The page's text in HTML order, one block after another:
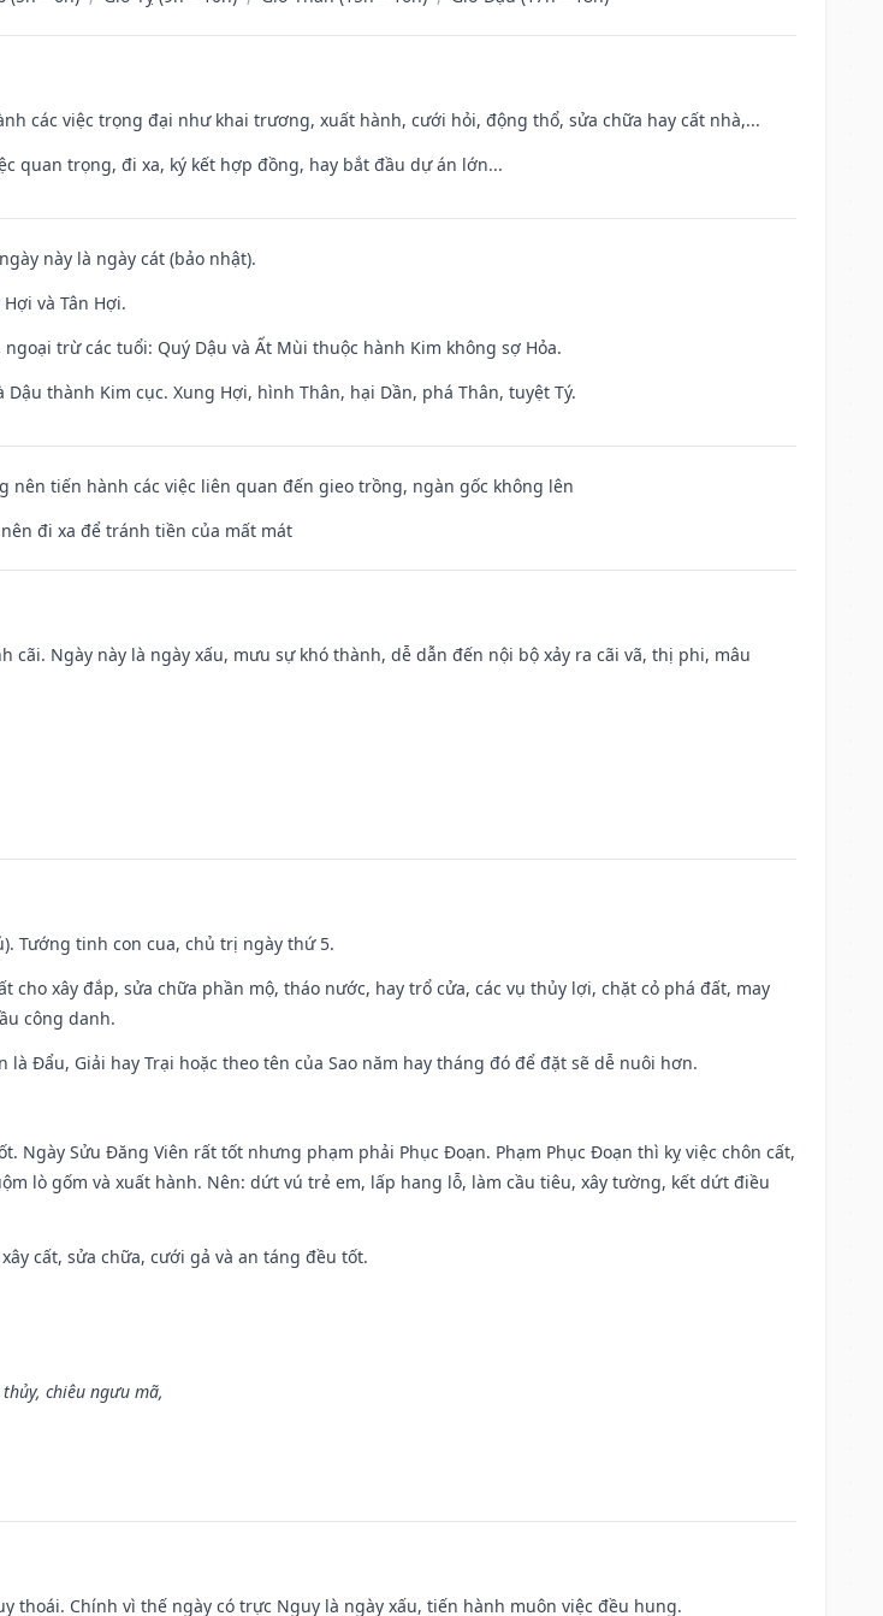
các việc trọng đại như khai trương, xuất hành, cưới hỏi, động thổ, sửa chữa hay cất nhà,...
quan trọng, đi xa, ký kết hợp đồng, hay bắt đầu dự án lớn...
này là ngày cát (bảo nhật).
và Tân Hợi.
trừ các tuổi: Quý Dậu và Ất Mùi thuộc hành Kim không sợ Hỏa.
thành Kim cục. Xung Hợi, hình Thân, hại Dần, phá Thân, tuyệt Tý.
nên tiến hành các việc liên quan đến gieo trồng, ngàn gốc không lên
đi xa để tránh tiền của mất mát
Ngày này là ngày xấu, mưu sự khó thành, dễ dẫn đến nội bộ xảy ra cãi vã, thị phi, mâu
Tướng tinh con cua, chủ trị ngày thứ 5.
cho xây đắp, sửa chữa phần mộ, tháo nước, hay trổ cửa, các vụ thủy lợi, chặt cỏ phá đất, may
công danh.
là Đẩu, Giải hay Trại hoặc theo tên của Sao năm hay tháng đó để đặt sẽ dễ nuôi hơn.
Ngày Sửu Đăng Viên rất tốt nhưng phạm phải Phục Đoạn. Phạm Phục Đoạn thì kỵ việc chôn cất,
lò gốm và xuất hành. Nên: dứt vú trẻ em, lấp hang lỗ, làm cầu tiêu, xây tường, kết dứt điều
cất, sửa chữa, cưới gả và an táng đều tốt.
chiêu ngưu mã,
thoái. Chính vì thế ngày có trực Nguy là ngày xấu, tiến hành muôn việc đều hung.